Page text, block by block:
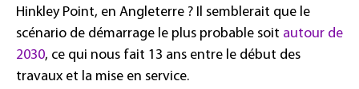
Hinkley Point, en Angleterre ? Il semblerait que le
scénario de démarrage le plus probable soit autour de
2030, ce qui nous fait 13 ans entre le début des
travaux et la mise en service.